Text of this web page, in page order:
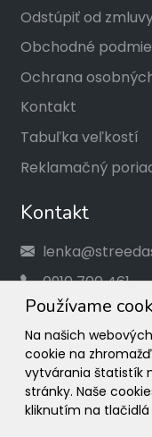
Používame
Na našich
cookie na
vytvárania štatistík
stránky. Naše
kliknutím na tlačidlá
Odstúpiť od
Obchodné
Ochrana
Kontakt
Tabuľka veľkostí
Reklamačný
Kontakt
0910 700 461
Social
Facebook
Instagram